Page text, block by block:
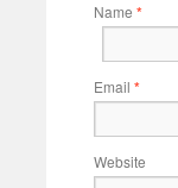
Name *
Email *
Website